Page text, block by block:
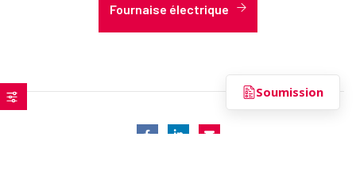
Fournaise électrique
Soumission